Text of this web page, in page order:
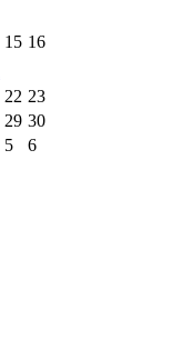
15 16
22 23
29 30
5 6